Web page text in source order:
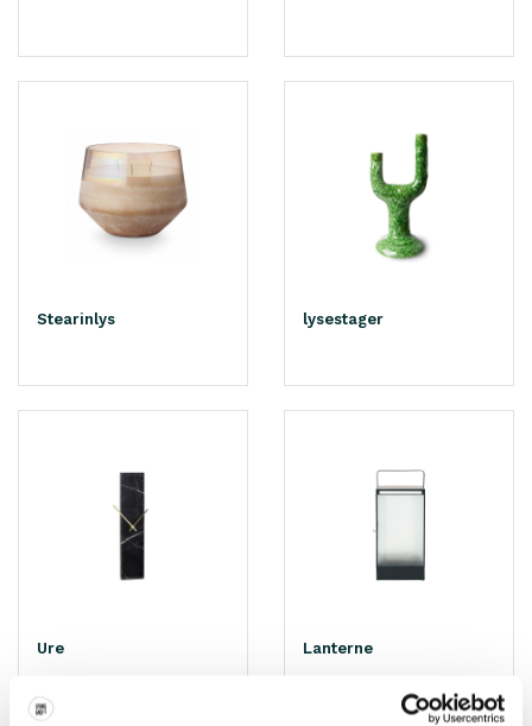
Stearinlys lysestager
Ure Lanterne